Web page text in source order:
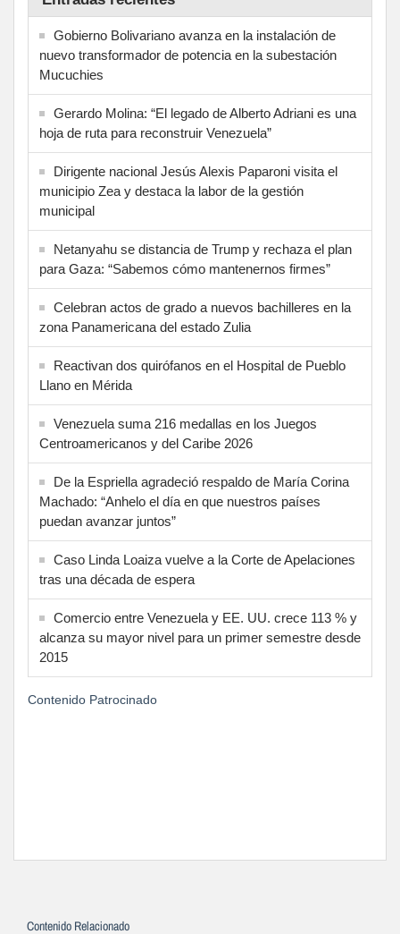
Gobierno Bolivariano avanza en la instalación de
nuevo transformador de potencia en la subestación
Mucuchies
Gerardo Molina: “El legado de Alberto Adriani es una
hoja de ruta para reconstruir Venezuela”
Dirigente nacional Jesús Alexis Paparoni visita el
municipio Zea y destaca la labor de la gestión
municipal
Netanyahu se distancia de Trump y rechaza el plan
para Gaza: “Sabemos cómo mantenernos firmes”
Celebran actos de grado a nuevos bachilleres en la
zona Panamericana del estado Zulia
Reactivan dos quirófanos en el Hospital de Pueblo
Llano en Mérida
Venezuela suma 216 medallas en los Juegos
Centroamericanos y del Caribe 2026
De la Espriella agradeció respaldo de María Corina
Machado: “Anhelo el día en que nuestros países
puedan avanzar juntos”
Caso Linda Loaiza vuelve a la Corte de Apelaciones
tras una década de espera
Comercio entre Venezuela y EE. UU. crece 113 % y
alcanza su mayor nivel para un primer semestre desde
2015
Contenido Patrocinado
Contenido Relacionado